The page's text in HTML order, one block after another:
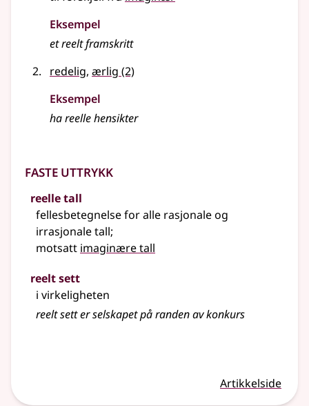
Eksempel
et reelt framskritt
redelig, ærlig (2)
Eksempel
hareellehensikter
Faste uttrykk
reelle tall
fellesbetegnelse for alle rasjonale og
irrasjonale tall;
motsatt imaginære tall
reelt sett
i virkeligheten
reelt sett er selskapet på randen av konkurs
Artikkelside